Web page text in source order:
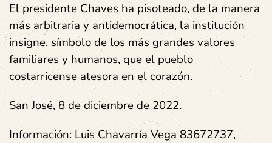
El presidente Chaves ha pisoteado, de la manera
más arbitraria y antidemocrática, la institución
insigne, símbolo de los más grandes valores
familiares y humanos, que el pueblo
costarricense atesora en el corazón.
San José, 8 de diciembre de 2022.
Información: Luis Chavarría Vega 83672737,